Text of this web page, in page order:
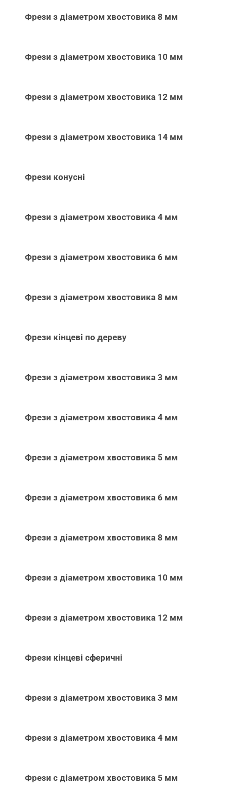
Фрези з діаметром хвостовика 8 мм
Фрези з діаметром хвостовика 10 мм
Фрези з діаметром хвостовика 12 мм
Фрези з діаметром хвостовика 14 мм
Фрези конусні
Фрези з діаметром хвостовика 4 мм
Фрези з діаметром хвостовика 6 мм
Фрези з діаметром хвостовика 8 мм
Фрези кінцеві по дереву
Фрези з діаметром хвостовика 3 мм
Фрези з діаметром хвостовика 4 мм
Фрези з діаметром хвостовика 5 мм
Фрези з діаметром хвостовика 6 мм
Фрези з діаметром хвостовика 8 мм
Фрези з діаметром хвостовика 10 мм
Фрези з діаметром хвостовика 12 мм
Фрези кінцеві сферичні
Фрези з діаметром хвостовика 3 мм
Фрези з діаметром хвостовика 4 мм
Фрези с діаметром хвостовика 5 мм